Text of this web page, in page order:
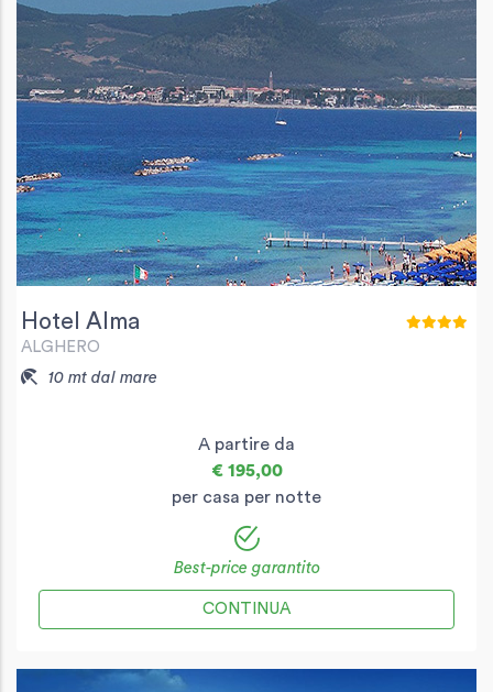
Hotel Alma
ALGHERO
10 mt dal mare
A partire da
€ 195,00
per casa per notte
Best-price garantito
CONTINUA